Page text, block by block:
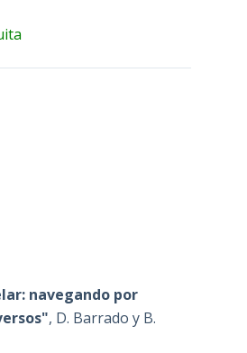
navegando por
, D. Barrado y B.